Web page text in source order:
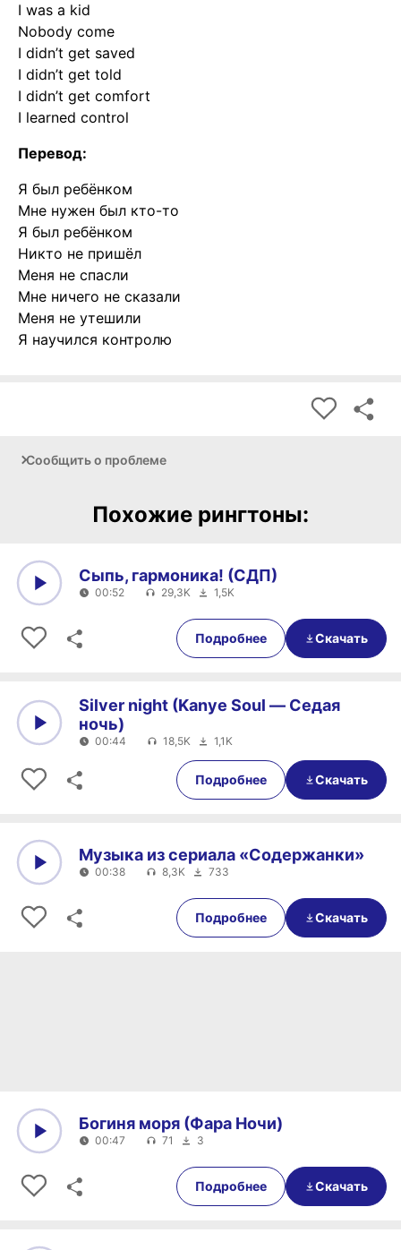
I was a kid
Nobody come
I didn’t get saved
I didn’t get told
I didn’t get comfort
I learned control
Перевод:
Я был ребёнком
Мне нужен был кто-то
Я был ребёнком
Никто не пришёл
Меня не спасли
Мне ничего не сказали
Меня не утешили
Я научился контролю
Сообщить о проблеме
Похожие рингтоны:
00:52
Сыпь, гармоника! (СДП)
00:52 29,3K 1,5K
Подробнее Скачать
00:44
Silver night (Kanye Soul — Седая
ночь)
00:44 18,5K 1,1K
Подробнее Скачать
00:38
Музыка из сериала «Содержанки»
00:38 8,3K 733
Подробнее Скачать
00:47
Богиня моря (Фара Ночи)
00:47 71 3
Подробнее Скачать